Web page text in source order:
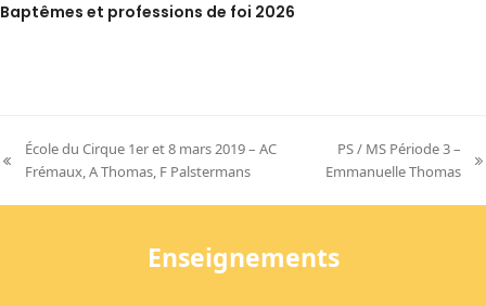
Baptêmes et professions de foi 2026
previous
École du Cirque 1er et 8 mars 2019 – AC
Frémaux, A Thomas, F Palstermans
next
PS / MS Période 3 –
Emmanuelle Thomas
Enseignements